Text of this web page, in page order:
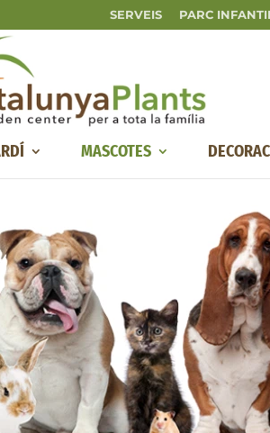
SERVEIS PARC
MASCOTES